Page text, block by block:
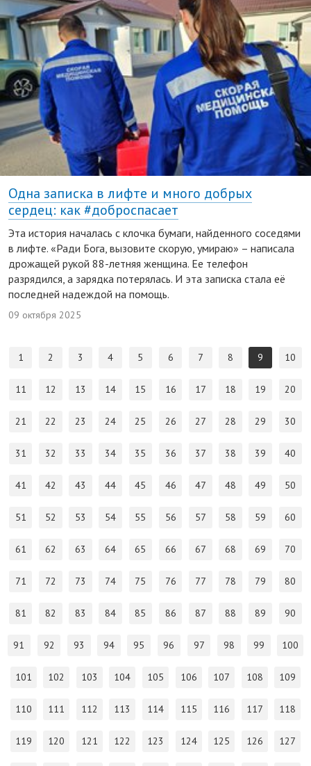
Одна записка в лифте и много добрых
сердец: как #доброспасает
Эта история началась с клочка бумаги, найденного соседями
в лифте. «Ради Бога, вызовите скорую, умираю» – написала
дрожащей рукой 88-летняя женщина. Ее телефон
разрядился, а зарядка потерялась. И эта записка стала её
последней надеждой на помощь.
09 октября 2025
1 2 3 4 5 6 7 8 9 10
11 12 13 14 15 16 17 18 19 20
21 22 23 24 25 26 27 28 29 30
31 32 33 34 35 36 37 38 39 40
41 42 43 44 45 46 47 48 49 50
51 52 53 54 55 56 57 58 59 60
61 62 63 64 65 66 67 68 69 70
71 72 73 74 75 76 77 78 79 80
81 82 83 84 85 86 87 88 89 90
91 92 93 94 95 96 97 98 99 100
101 102 103 104 105 106 107 108 109
110 111 112 113 114 115 116 117 118
119 120 121 122 123 124 125 126 127